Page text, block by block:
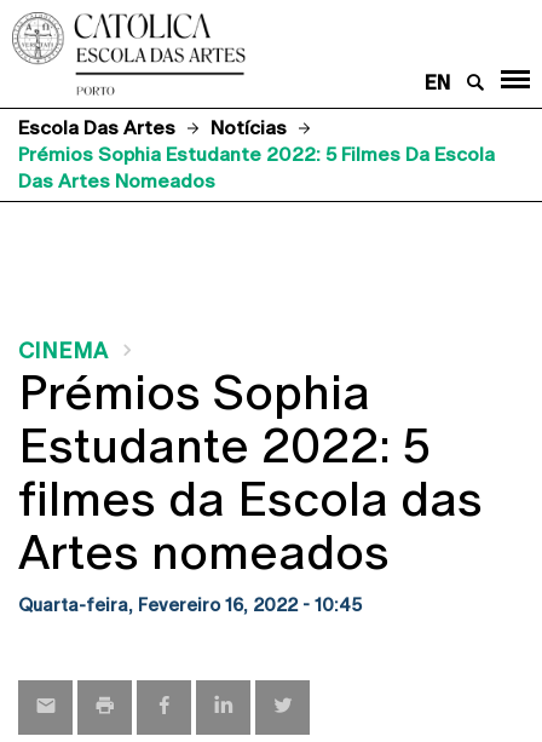
EN
Escola Das Artes
Notícias
Prémios Sophia Estudante 2022: 5 Filmes Da Escola
Das Artes Nomeados
CINEMA
Prémios Sophia
Estudante 2022: 5
filmes da Escola das
Artes nomeados
Quarta-feira, Fevereiro 16, 2022 - 10:45